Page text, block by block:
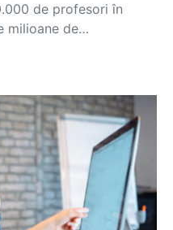
de profesori în
milioane de…